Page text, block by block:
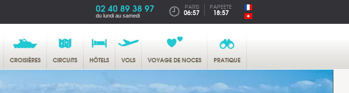
02 40 89 38 97
du lundi au samedi
PARIS
06:57
PAPEETE
18:57
CROISIÈRES CIRCUITS HÔTELS VOLS VOYAGE DE NOCES PRATIQUE